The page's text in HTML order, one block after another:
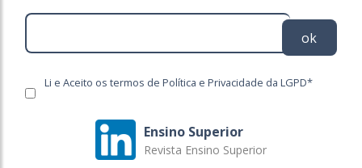
ok
Li e Aceito os termos de Política e Privacidade da LGPD*
Ensino Superior
Revista Ensino Superior